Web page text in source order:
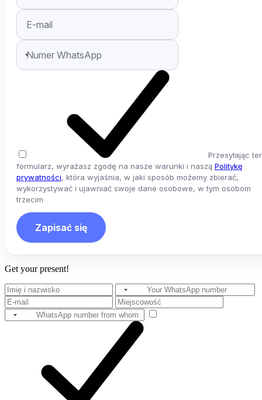
Przesyłając
formularz, wyrażasz zgodę na nasze warunki i naszą Politykę
prywatności, która wyjaśnia, w jaki sposób możemy zbierać,
wykorzystywać i ujawniać swoje dane osobowe, w tym osobom
trzecim
Zapisać się
Get your present!